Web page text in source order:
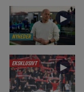
NYHEDER
►
EKSKLUSIVT ►